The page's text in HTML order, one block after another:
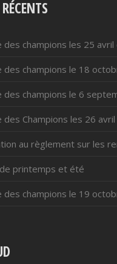
des champions les 25 avril
des champions le 18
des champions le 6
des Champions les 26
au règlement sur les
printemps et été
des champions le 19